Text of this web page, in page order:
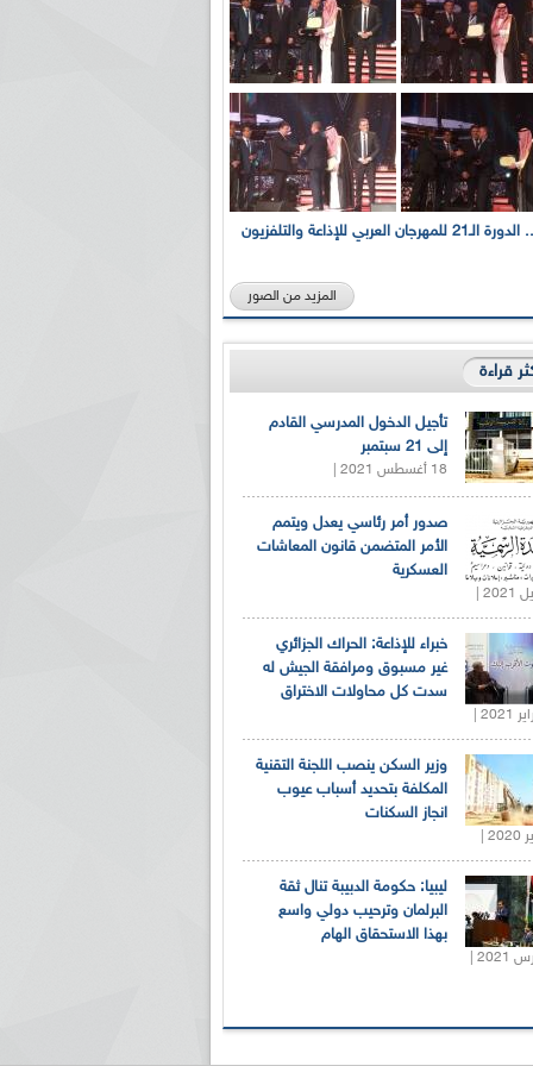
بالصور... الدورة الـ21 للمهرجان العربي للإذاعة والتلفزيون
المزيد من الصور
قراءة
تأجيل الدخول المدرسي القادم
إلى 21 سبتمبر
18 أغسطس 2021 |
صدور أمر رئاسي يعدل ويتمم
الأمر المتضمن قانون المعاشات
العسكرية
خبراء للإذاعة: الحراك الجزائري
غير مسبوق ومرافقة الجيش له
سدت كل محاولات الاختراق
وزير السكن ينصب اللجنة التقنية
المكلفة بتحديد أسباب عيوب
انجاز السكنات
ليبيا: حكومة الدبيبة تنال ثقة
البرلمان وترحيب دولي واسع
بهذا الاستحقاق الهام